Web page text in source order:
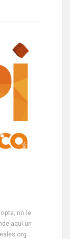
no le
aquí un